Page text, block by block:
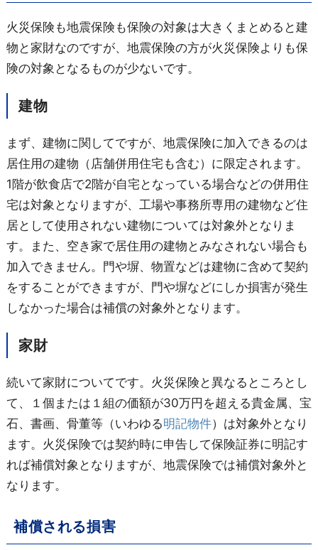
火災保険も地震保険も保険の対象は大きくまとめると建
物と家財なのですが、地震保険の方が火災保険よりも保
険の対象となるものが少ないです。
建物
まず、建物に関してですが、地震保険に加入できるのは
居住用の建物（店舗併用住宅も含む）に限定されます。
1階が飲食店で2階が自宅となっている場合などの併用住
宅は対象となりますが、工場や事務所専用の建物など住
居として使用されない建物については対象外となりま
す。また、空き家で居住用の建物とみなされない場合も
加入できません。門や塀、物置などは建物に含めて契約
をすることができますが、門や塀などにしか損害が発生
しなかった場合は補償の対象外となります。
家財
続いて家財についてです。火災保険と異なるところとし
て、１個または１組の価額が30万円を超える貴金属、宝
石、書画、骨董等（いわゆる明記物件）は対象外となり
ます。火災保険では契約時に申告して保険証券に明記す
れば補償対象となりますが、地震保険では補償対象外と
なります。
補償される損害